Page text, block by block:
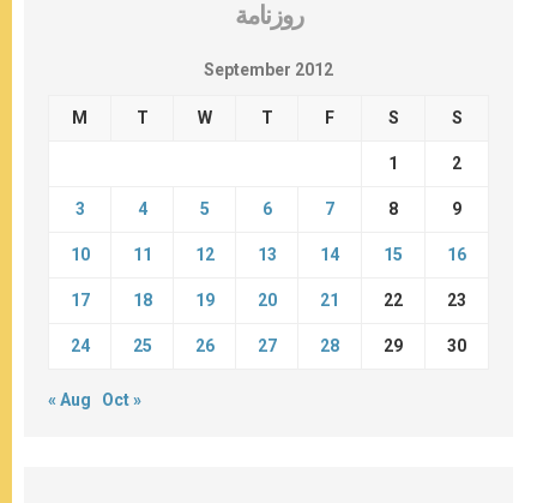
روزنامة
September 2012
M T W T F S S
1 2
3 4 5 6 7 8 9
10 11 12 13 14 15 16
17 18 19 20 21 22 23
24 25 26 27 28 29 30
« Aug Oct »